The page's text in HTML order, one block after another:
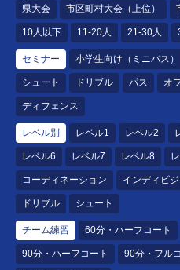
県大会 市区町村大会（上位）
10人以下 11-20人 21-30人
セミナー 小学生向け（ミニバス）
シュート ドリブル パス オ
ディフェンス
レベル別 レベル1 レベル2
レベル6 レベル7 レベル8
コーディネーション インディビジ
ドリブル シュート
チーム練習 60分・ハーフコート
90分・ハーフコート 90分・フル